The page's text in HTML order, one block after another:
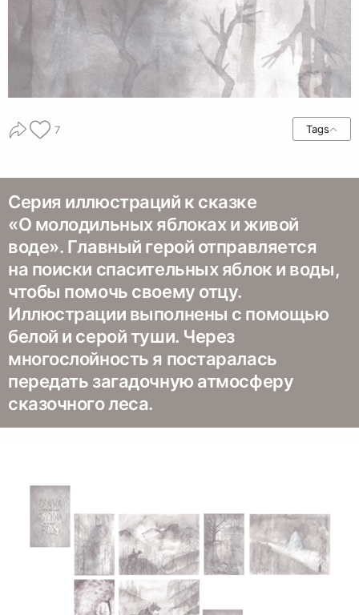
7 Tags
Серия иллюстраций к сказке
«О молодильных яблоках и живой
воде». Главный герой отправляется
на поиски спасительных яблок и воды,
чтобы помочь своему отцу.
Иллюстрации выполнены с помощью
белой и серой туши. Через
многослойность я постаралась
передать загадочную атмосферу
сказочного леса.